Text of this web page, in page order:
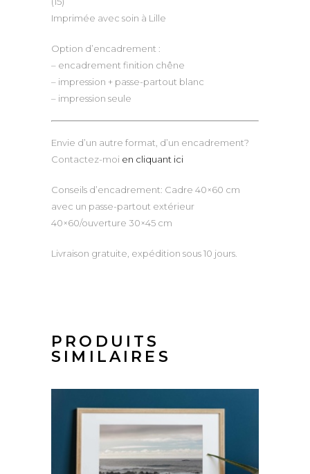
Imprimée avec soin à Lille
Option d’encadrement :
– encadrement finition chêne
– impression + passe-partout blanc
– impression seule
Envie d’un autre format, d’un encadrement?
Contactez-moi en cliquant ici
Conseils d’encadrement: Cadre 40×60 cm
avec un passe-partout extérieur
40×60/ouverture 30×45 cm
Livraison gratuite, expédition sous 10 jours.
PRODUITS
SIMILAIRES